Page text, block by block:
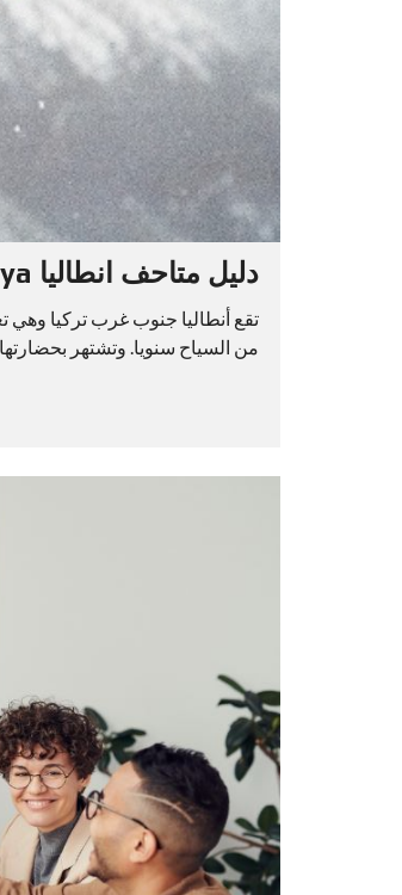
دليل متاحف انطاليا Guide Of Antalya
تقع أنطاليا جنوب غرب تركيا وهي
من السياح سنويا. وتشتهر